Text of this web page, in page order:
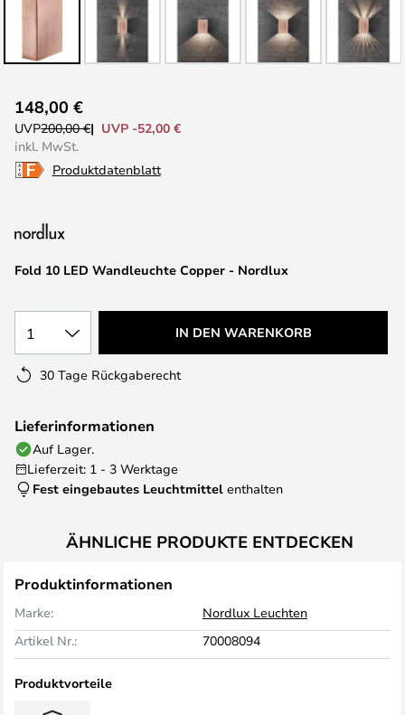
Anfang
der
Bildgalerie
springen
Fold 10 LED Wandleuchte Copper - Nordlux
148,00 €
UVP200,00 €
UVP -52,00 €
inkl. MwSt.
Produktdatenblatt
1 IN DEN WARENKORB
30 Tage Rückgaberecht
Lieferinformationen
Auf Lager.
Lieferzeit: 1 - 3 Werktage
Fest eingebautes Leuchtmittel enthalten
ÄHNLICHE PRODUKTE ENTDECKEN
Produktinformationen
Marke:
Nordlux Leuchten
Artikel Nr.:
70008094
Produktvorteile